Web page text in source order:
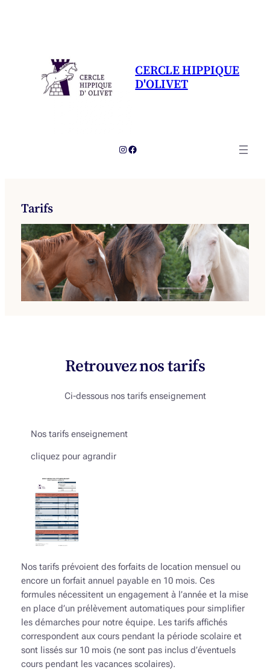
CERCLE HIPPIQUE
D'OLIVET
Instagram
Facebook
Tarifs
Retrouvez nos tarifs
Ci-dessous nos tarifs enseignement
Nos tarifs enseignement
cliquez pour agrandir
Nos tarifs prévoient des forfaits de location mensuel ou
encore un forfait annuel payable en 10 mois. Ces
formules nécessitent un engagement à l’année et la mise
en place d’un prélèvement automatiques pour simplifier
les démarches pour notre équipe. Les tarifs affichés
correspondent aux cours pendant la période scolaire et
sont lissés sur 10 mois (ne sont pas inclus d’éventuels
cours pendant les vacances scolaires).